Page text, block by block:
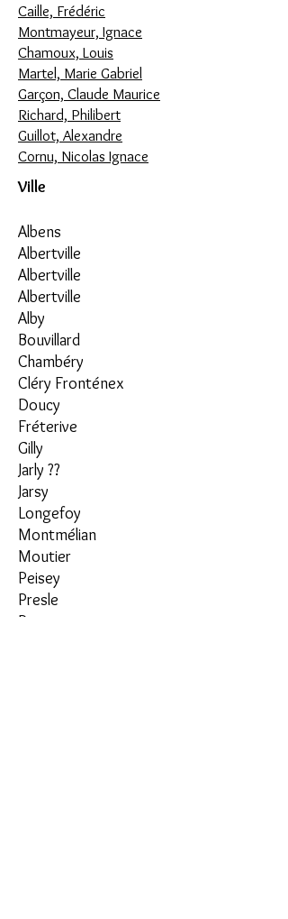
Caille, Frédéric
Montmayeur, Ignace
Chamoux, Louis
Martel, Marie Gabriel
Garçon, Claude Maurice
Richard, Philibert
Guillot, Alexandre
Cornu, Nicolas Ignace
Ville
Albens
Albertville
Albertville
Albertville
Alby
Bouvillard
Chambéry
Cléry Fronténex
Doucy
Fréterive
Gilly
Jarly ??
Jarsy
Longefoy
Montmélian
Moutier
Peisey
Presle
Pussy